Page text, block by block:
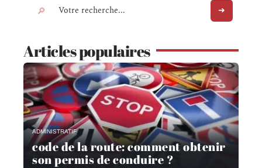
Articles populaires
ADMINISTRATIF
code de la route: comment obtenir
son permis de conduire ?